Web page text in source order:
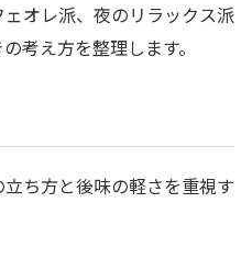
オレ派、夜のリラックス派
考え方を整理します。
ち方と後味の軽さを重視す